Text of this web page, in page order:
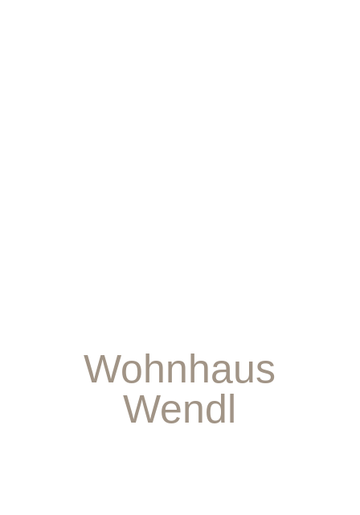
Wohnhaus
Wendl